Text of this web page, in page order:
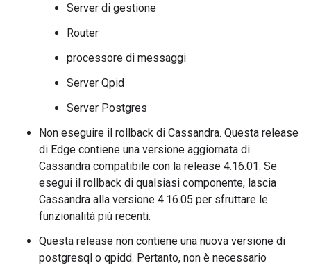
Server di gestione
Router
processore di messaggi
Server Qpid
Server Postgres
Non eseguire il rollback di Cassandra. Questa release
di Edge contiene una versione aggiornata di
Cassandra compatibile con la release 4.16.01. Se
esegui il rollback di qualsiasi componente, lascia
Cassandra alla versione 4.16.05 per sfruttare le
funzionalità più recenti.
Questa release non contiene una nuova versione di
postgresql o qpidd. Pertanto, non è necessario